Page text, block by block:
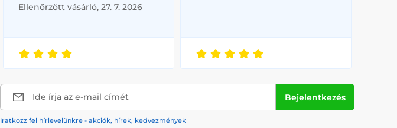
Ellenőrzött vásárló, 27. 7. 2026
Ide írja az e-mail címét Bejelentkezés
Iratkozz fel hírlevelünkre - akciók, hírek, kedvezmények